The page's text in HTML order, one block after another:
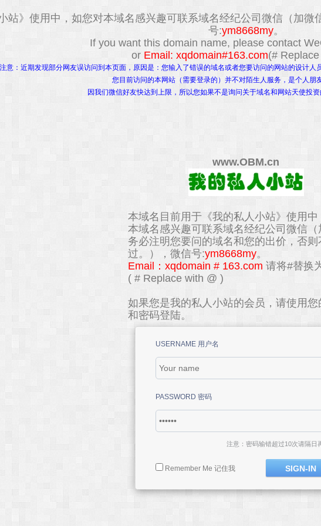
站》使用中，如您对本域名感兴趣可联系域名经纪公司微信（加
号:ym8668my。
If you want this domain name, please contact
or Email: xqdomain#163.com(#
注意：近期发现部分网友误访问到本页面，原因是：您输入了错误的域名或者您要访问的网站的设计人
您目前访问的本网站（需要登录的）并不对陌生人服务，是个人朋
因我们微信好友快达到上限，所以您如果不是询问关于域名和网站天使投资
www.OBM.cn
本域名目前用于《我的私人小站》使用中
本域名感兴趣可联系域名经纪公司微信（
务必注明您要问的域名和您的出价，否则
过。），微信号:ym8668my。
Email：xqdomain # 163.com 请将#替换
( # Replace with @ )
如果您是我的私人小站的会员，请使用您
和密码登陆。
USERNAME 用户名
PASSWORD 密码
注意：密码输错超过10次请隔日
Remember Me 记住我